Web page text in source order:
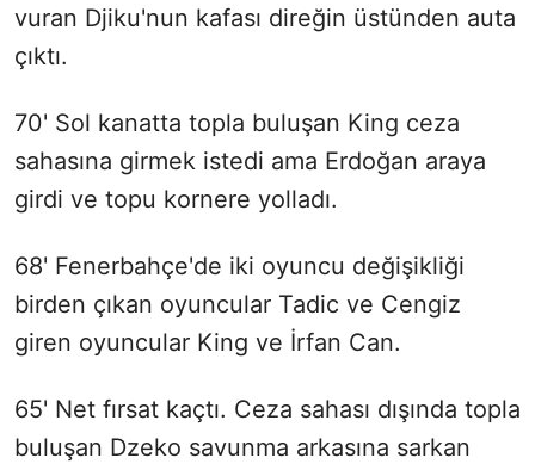
vuran Djiku'nun kafası direğin üstünden auta
çıktı.
70' Sol kanatta topla buluşan King ceza
sahasına girmek istedi ama Erdoğan araya
girdi ve topu kornere yolladı.
68' Fenerbahçe'de iki oyuncu değişikliği
birden çıkan oyuncular Tadic ve Cengiz
giren oyuncular King ve İrfan Can.
65' Net fırsat kaçtı. Ceza sahası dışında topla
buluşan Dzeko savunma arkasına sarkan